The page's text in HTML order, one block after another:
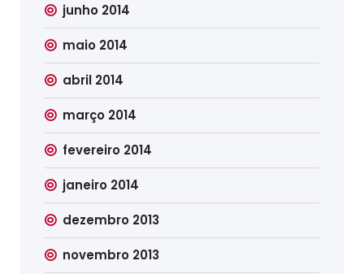
junho 2014
maio 2014
abril 2014
março 2014
fevereiro 2014
janeiro 2014
dezembro 2013
novembro 2013